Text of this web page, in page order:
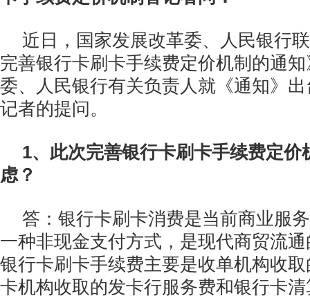
近日，国家发展改革委、人民银行
完善银行卡刷卡手续费定价机制的通
委、人民银行有关负责人就《通知》
记者的提问。
1、此次完善银行卡刷卡手续费定价
虑？
答：银行卡刷卡消费是当前商业服
一种非现金支付方式，是现代商贸流
银行卡刷卡手续费主要是收单机构收
卡机构收取的发卡行服务费和银行卡